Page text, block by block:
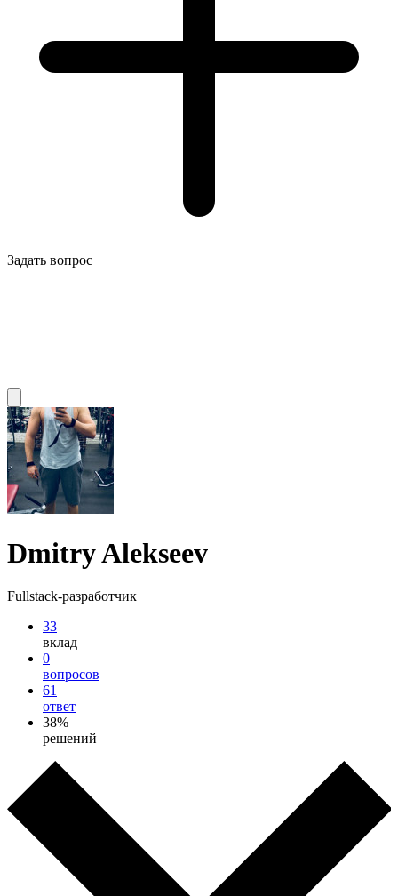
Задать вопрос
Dmitry Alekseev
Fullstack-разработчик
33
вклад
0
вопросов
61
ответ
38%
решений